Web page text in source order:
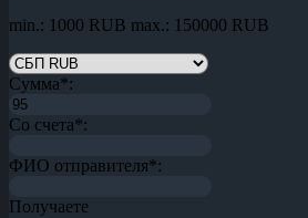
min.: 1000 RUB max.: 150000 RUB
Сумма*:
Со счета*:
ФИО отправителя*:
Получаете